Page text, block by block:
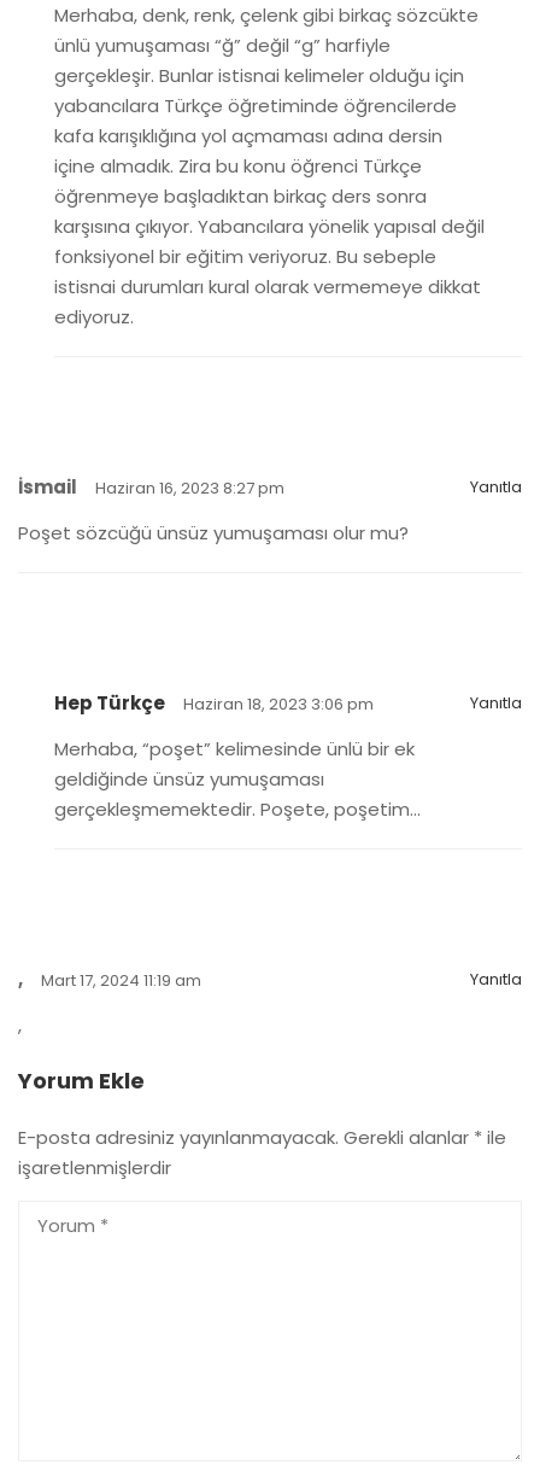
Merhaba, denk, renk, çelenk gibi birkaç sözcükte
ünlü yumuşaması “ğ” değil “g” harfiyle
gerçekleşir. Bunlar istisnai kelimeler olduğu için
yabancılara Türkçe öğretiminde öğrencilerde
kafa karışıklığına yol açmaması adına dersin
içine almadık. Zira bu konu öğrenci Türkçe
öğrenmeye başladıktan birkaç ders sonra
karşısına çıkıyor. Yabancılara yönelik yapısal değil
fonksiyonel bir eğitim veriyoruz. Bu sebeple
istisnai durumları kural olarak vermemeye dikkat
ediyoruz.
İsmail Haziran 16, 2023 8:27 pm Yanıtla
Poşet sözcüğü ünsüz yumuşaması olur mu?
Hep Türkçe Haziran 18, 2023 3:06 pm Yanıtla
Merhaba, “poşet” kelimesinde ünlü bir ek
geldiğinde ünsüz yumuşaması
gerçekleşmemektedir. Poşete, poşetim…
, Mart 17, 2024 11:19 am Yanıtla
,
Yorum Ekle
E-posta adresiniz yayınlanmayacak. Gerekli alanlar * ile
işaretlenmişlerdir